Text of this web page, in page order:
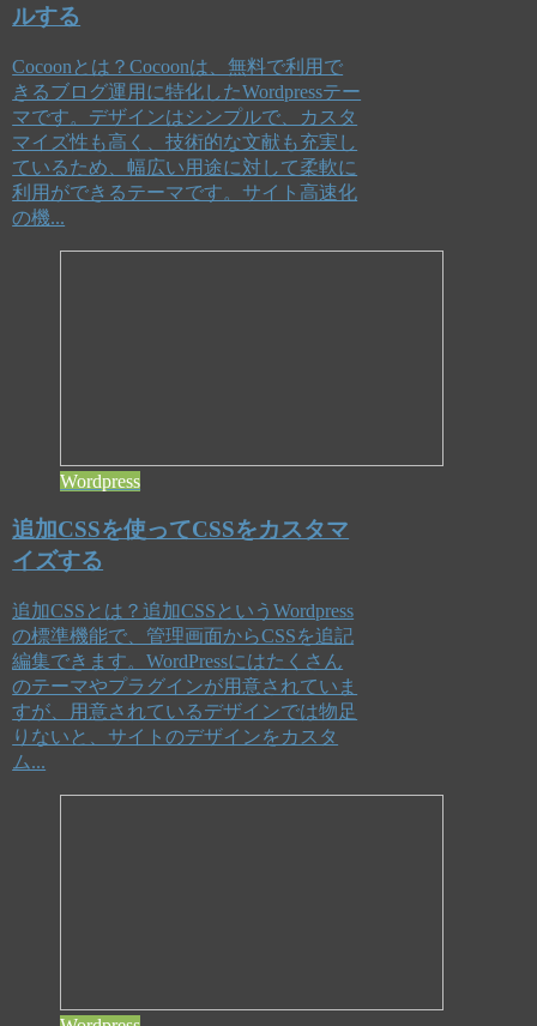
ルする
Cocoonとは？Cocoonは、無料で利用で
きるブログ運用に特化したWordpressテー
マです。デザインはシンプルで、カスタ
マイズ性も高く、技術的な文献も充実し
ているため、幅広い用途に対して柔軟に
利用ができるテーマです。サイト高速化
の機...
Wordpress
追加CSSを使ってCSSをカスタマ
イズする
追加CSSとは？追加CSSというWordpress
の標準機能で、管理画面からCSSを追記
編集できます。WordPressにはたくさん
のテーマやプラグインが用意されていま
すが、用意されているデザインでは物足
りないと、サイトのデザインをカスタ
ム...